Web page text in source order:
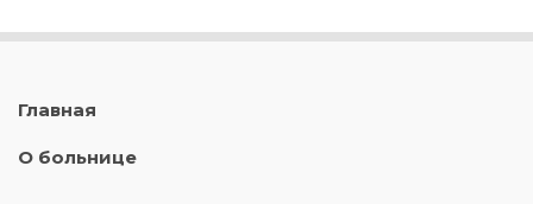
Главная
О больнице